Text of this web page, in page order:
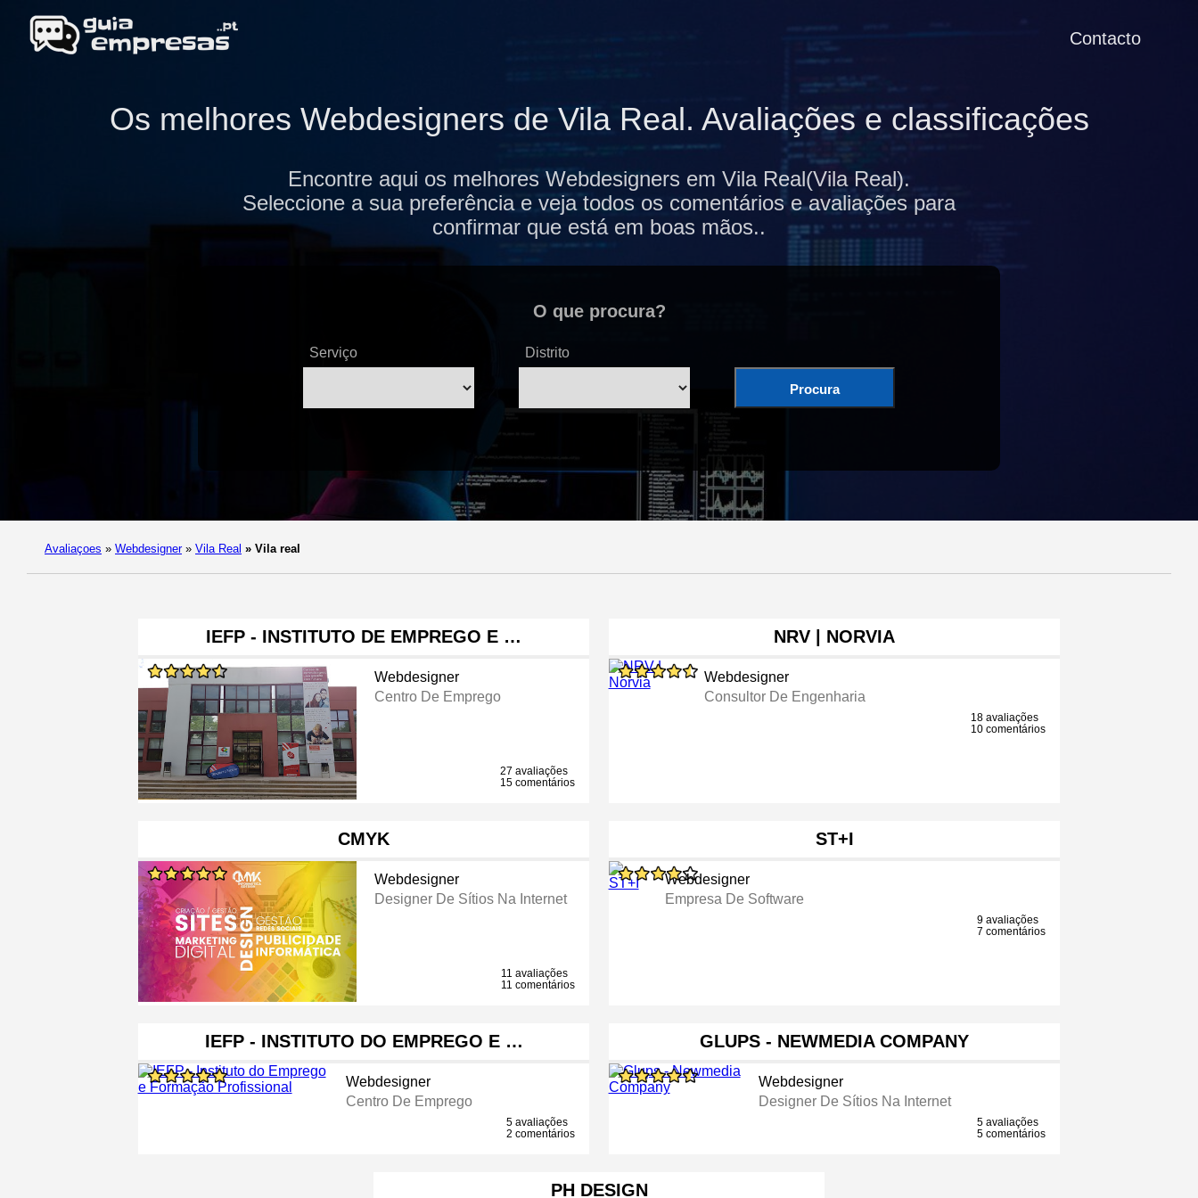
Contacto
Os melhores Webdesigners de Vila Real. Avaliações e classificações
Encontre aqui os melhores Webdesigners em Vila Real(Vila Real).
Seleccione a sua preferência e veja todos os comentários e avaliações para
confirmar que está em boas mãos..
O que procura?
Serviço Distrito
Procura
Avaliaçoes » Webdesigner » Vila Real » Vila real
IEFP - INSTITUTO DE EMPREGO E …
Webdesigner
Centro De Emprego
27 avaliações
15 comentários
NRV | NORVIA
Webdesigner
Consultor De Engenharia
18 avaliações
10 comentários
CMYK
Webdesigner
Designer De Sítios Na Internet
11 avaliações
11 comentários
ST+I
Webdesigner
Empresa De Software
9 avaliações
7 comentários
IEFP - INSTITUTO DO EMPREGO E …
Webdesigner
Centro De Emprego
5 avaliações
2 comentários
GLUPS - NEWMEDIA COMPANY
Webdesigner
Designer De Sítios Na Internet
5 avaliações
5 comentários
PH DESIGN